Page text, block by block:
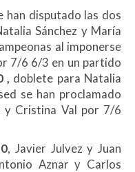
han disputado las dos
Sánchez y María
al imponerse
7/6 6/3 en un partido
, doblete para Natalia
se han proclamado
y Cristina Val por 7/6
, Javier Julvez y Juan
Aznar y Carlos